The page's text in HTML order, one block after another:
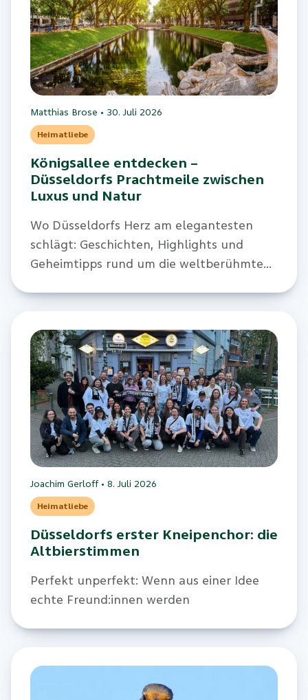
Matthias Brose • 30. Juli 2026
Heimatliebe
Königsallee entdecken –
Düsseldorfs Prachtmeile zwischen
Luxus und Natur
Wo Düsseldorfs Herz am elegantesten
schlägt: Geschichten, Highlights und
Geheimtipps rund um die weltberühmte
Joachim Gerloff• 8. Juli 2026
Heimatliebe
Düsseldorfs erster Kneipenchor: die
Altbierstimmen
Perfekt unperfekt: Wenn aus einer Idee
echte Freund:innen werden